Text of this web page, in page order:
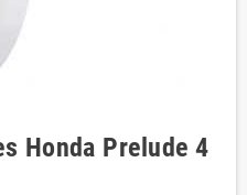
Honda Prelude 4